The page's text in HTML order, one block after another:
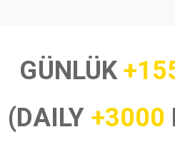
GÜNLÜK
(DAILY +3000